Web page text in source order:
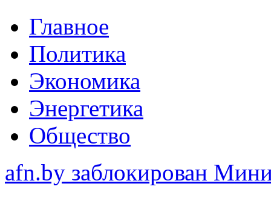
Главное
Политика
Экономика
Энергетика
Общество
afn.by заблокирован